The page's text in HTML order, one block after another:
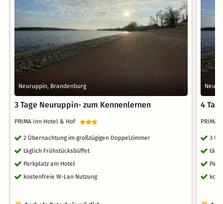
Neuruppin, Brandenburg
3 Tage Neuruppin- zum Kennenlernen
PRIMA Inn Hotel & Hof
2 Übernachtung im großzügigen Doppelzimmer
täglich Frühstücksbüffet
Parkplatz am Hotel
kostenfreie W-Lan Nutzung
4
PRIMA
3